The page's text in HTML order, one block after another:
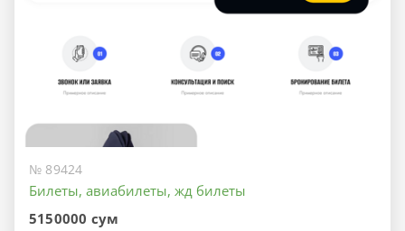
№ 89424
Билеты, авиабилеты, жд билеты
5150000 сум